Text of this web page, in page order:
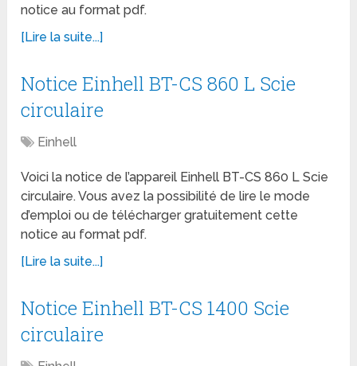
notice au format pdf.
[Lire la suite...]
Notice Einhell BT-CS 860 L Scie
circulaire
Einhell
Voici la notice de l’appareil Einhell BT-CS 860 L Scie
circulaire. Vous avez la possibilité de lire le mode
d’emploi ou de télécharger gratuitement cette
notice au format pdf.
[Lire la suite...]
Notice Einhell BT-CS 1400 Scie
circulaire